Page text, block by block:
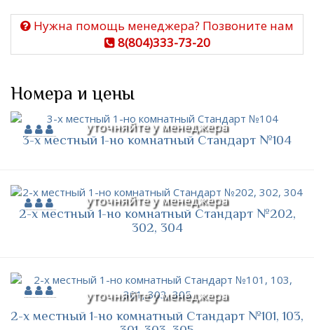
Нужна помощь менеджера? Позвоните нам
8(804)333-73-20
Номера и цены
уточняйте у менеджера
3-х местный 1-но комнатный Стандарт №104
уточняйте у менеджера
2-х местный 1-но комнатный Стандарт №202,
302, 304
уточняйте у менеджера
2-х местный 1-но комнатный Стандарт №101, 103,